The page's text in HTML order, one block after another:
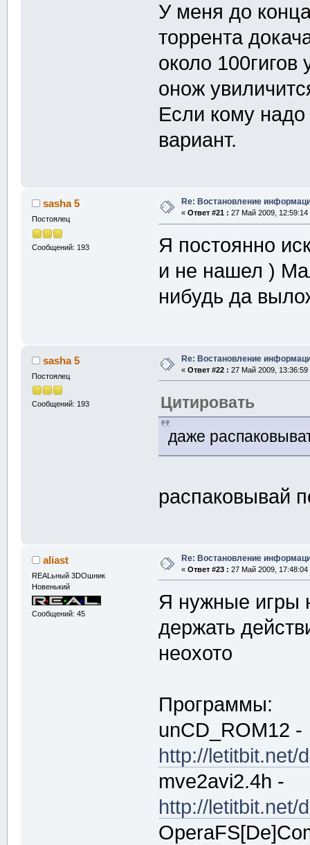
У меня до
торрента
около
онож
Если кому
вариант.
sasha 5
Постоялец
Сообщений: 193
Re: Востановление
« Ответ #21 : 27 Май 2009, 12:59:14
Я постоянно
и не нашел )
нибудь да
sasha 5
Постоялец
Сообщений: 193
Re: Востановление
« Ответ #22 : 27 Май 2009, 13:36:59
Цитировать
даже
распаковывай
aliast
REALьный 3DOшник
Новенький
Сообщений: 45
Re: Востановление
« Ответ #23 : 27 Май 2009, 17:48:04
Я нужные игры
держать
неохото
Программы:
unCD_ROM12 -
http://letitbit.net/
mve2avi2.4h -
http://letitbit.net/